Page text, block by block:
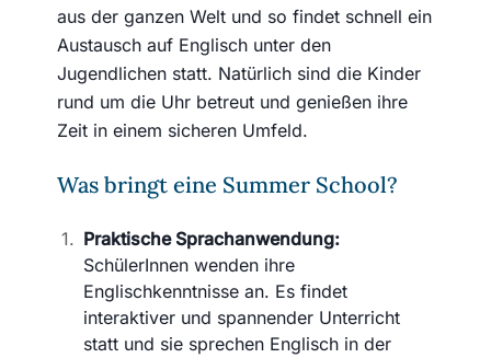
aus der ganzen Welt und so findet schnell ein
Austausch auf Englisch unter den
Jugendlichen statt. Natürlich sind die Kinder
rund um die Uhr betreut und genießen ihre
Zeit in einem sicheren Umfeld.
Was bringt eine Summer School?
Praktische Sprachanwendung:
SchülerInnen wenden ihre
Englischkenntnisse an. Es findet
interaktiver und spannender Unterricht
statt und sie sprechen Englisch in der